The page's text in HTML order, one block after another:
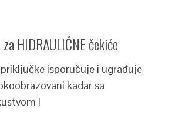
HIDRAULIČNE čekiće
isporučuje i ugrađuje
kadar sa
!